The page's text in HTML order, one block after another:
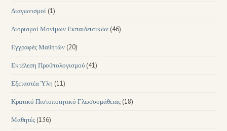
Διαγωνισμοί (1)
Διορισμοί Μονίμων Εκπαιδευτικών (46)
Εγγραφές Μαθητών (20)
Εκτέλεση Προϋπολογισμού (41)
Εξεταστέα Ύλη (11)
Κρατικό Πιστοποιητικό Γλωσσομάθειας (18)
Μαθητές (136)